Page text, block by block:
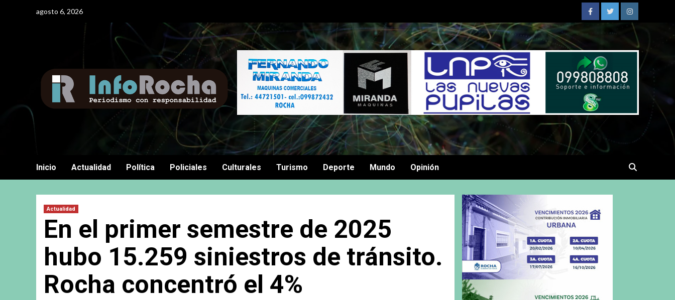
agosto 6, 2026
FacebookTwitterInstagram
Inicio Actualidad Política Policiales Culturales Turismo Deporte Mundo Opinión
Actualidad
En el primer semestre de 2025
hubo 15.259 siniestros de tránsito.
Rocha concentró el 4%